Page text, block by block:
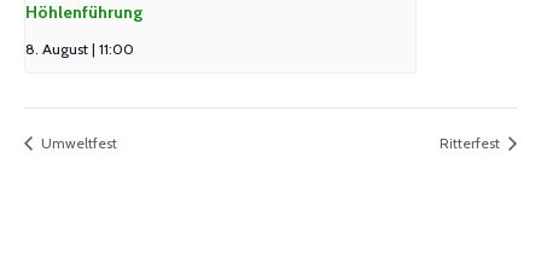
Höhlenführung
8. August | 11:00
Umweltfest Ritterfest